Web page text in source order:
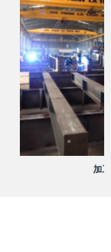
加